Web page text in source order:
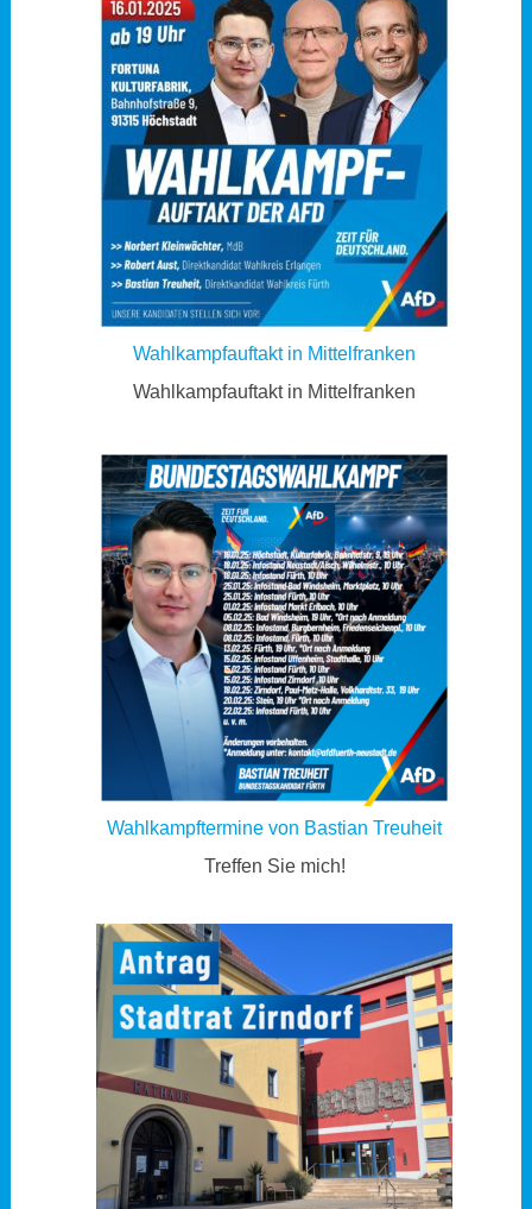
Wahlkampfauftakt in Mittelfranken
Wahlkampfauftakt in Mittelfranken
Wahlkampftermine von Bastian Treuheit
Treffen Sie mich!